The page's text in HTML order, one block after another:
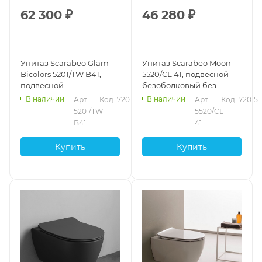
62 300 ₽
Унитаз Scarabeo Glam
Bicolors 5201/TW B41,
подвесной
безободковый без
креплений и сиденья,
белый матовый
В наличии
Арт.:
5201/TW
B41
Код: 72011
Купить
46 280₽
Унитаз Scarabeo Moon
5520/CL 41, подвесной
безободковый без
креплений и сиденья,
В наличии
Арт.:
5520/CL
41
Код: 72015
Купить